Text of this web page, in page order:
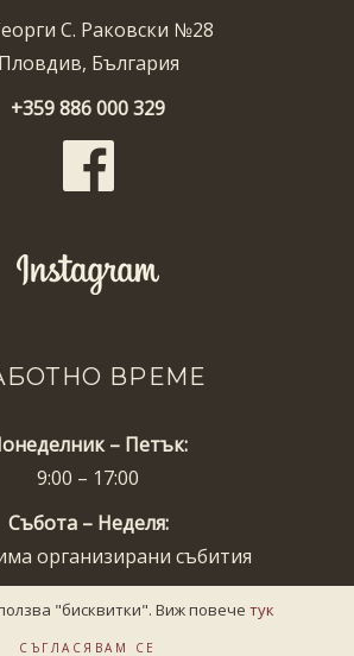
С. Раковски №28
Пловдив, България
+359 886 000 329
ВРЕМЕ
– Петък:
9:00 – 17:00
Събота – Неделя:
организирани събития
"бисквитки". Виж повече тук
СЪГЛАСЯВАМ СЕ